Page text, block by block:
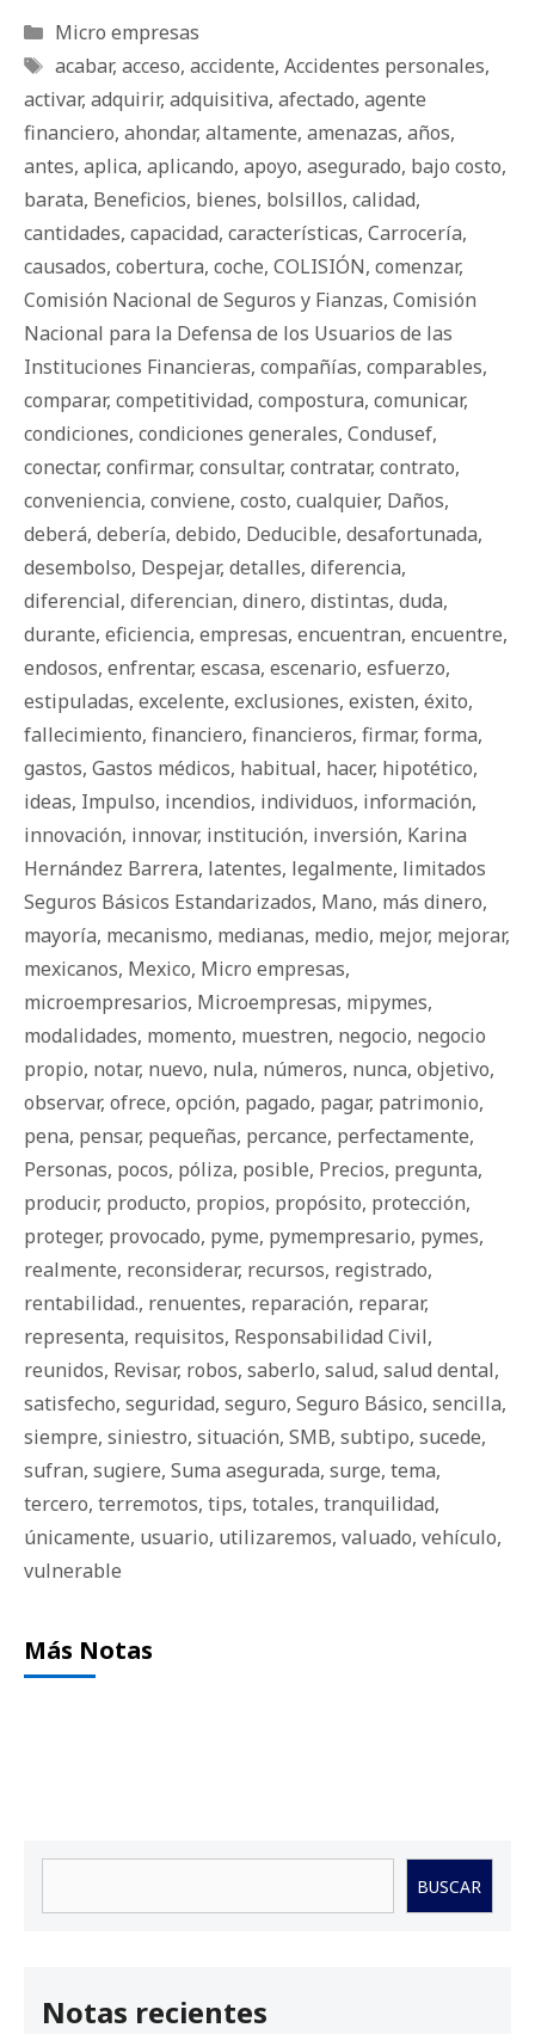
Categorías
Micro empresas
Etiquetas
acabar, acceso, accidente, Accidentes personales,
activar, adquirir, adquisitiva, afectado, agente
financiero, ahondar, altamente, amenazas, años,
antes, aplica, aplicando, apoyo, asegurado, bajo costo,
barata, Beneficios, bienes, bolsillos, calidad,
cantidades, capacidad, características, Carrocería,
causados, cobertura, coche, COLISIÓN, comenzar,
Comisión Nacional de Seguros y Fianzas, Comisión
Nacional para la Defensa de los Usuarios de las
Instituciones Financieras, compañías, comparables,
comparar, competitividad, compostura, comunicar,
condiciones, condiciones generales, Condusef,
conectar, confirmar, consultar, contratar, contrato,
conveniencia, conviene, costo, cualquier, Daños,
deberá, debería, debido, Deducible, desafortunada,
desembolso, Despejar, detalles, diferencia,
diferencial, diferencian, dinero, distintas, duda,
durante, eficiencia, empresas, encuentran, encuentre,
endosos, enfrentar, escasa, escenario, esfuerzo,
estipuladas, excelente, exclusiones, existen, éxito,
fallecimiento, financiero, financieros, firmar, forma,
gastos, Gastos médicos, habitual, hacer, hipotético,
ideas, Impulso, incendios, individuos, información,
innovación, innovar, institución, inversión, Karina
Hernández Barrera, latentes, legalmente, limitados
Seguros Básicos Estandarizados, Mano, más dinero,
mayoría, mecanismo, medianas, medio, mejor, mejorar,
mexicanos, Mexico, Micro empresas,
microempresarios, Microempresas, mipymes,
modalidades, momento, muestren, negocio, negocio
propio, notar, nuevo, nula, números, nunca, objetivo,
observar, ofrece, opción, pagado, pagar, patrimonio,
pena, pensar, pequeñas, percance, perfectamente,
Personas, pocos, póliza, posible, Precios, pregunta,
producir, producto, propios, propósito, protección,
proteger, provocado, pyme, pymempresario, pymes,
realmente, reconsiderar, recursos, registrado,
rentabilidad., renuentes, reparación, reparar,
representa, requisitos, Responsabilidad Civil,
reunidos, Revisar, robos, saberlo, salud, salud dental,
satisfecho, seguridad, seguro, Seguro Básico, sencilla,
siempre, siniestro, situación, SMB, subtipo, sucede,
sufran, sugiere, Suma asegurada, surge, tema,
tercero, terremotos, tips, totales, tranquilidad,
únicamente, usuario, utilizaremos, valuado, vehículo,
vulnerable
Más Notas
BUSCAR
Notas recientes